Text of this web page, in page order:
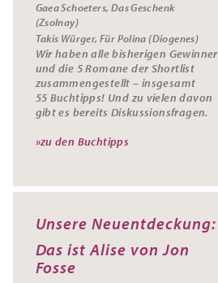
Gaea Schoeters, Das Geschenk
(Zsolnay)
Takis Würger, Für Polina (Diogenes)
Wir haben alle bisherigen Gewinner
und die 5 Romane der Shortlist
zusammengestellt – insgesamt
55 Buchtipps! Und zu vielen davon
gibt es bereits Diskussionsfragen.
»zu den Buchtipps
Unsere Neuentdeckung:
Das ist Alise von Jon
Fosse